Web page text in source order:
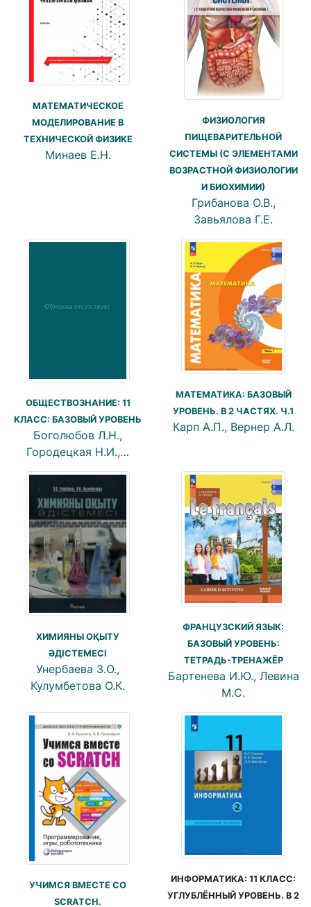
МАТЕМАТИЧЕСКОЕ
МОДЕЛИРОВАНИЕ В
ТЕХНИЧЕСКОЙ ФИЗИКЕ
Минаев Е.Н.
ФИЗИОЛОГИЯ
ПИЩЕВАРИТЕЛЬНОЙ
СИСТЕМЫ (С ЭЛЕМЕНТАМИ
ВОЗРАСТНОЙ ФИЗИОЛОГИИ
И БИОХИМИИ)
Грибанова О.В.,
Завьялова Г.Е.
ОБЩЕСТВОЗНАНИЕ: 11
КЛАСС: БАЗОВЫЙ УРОВЕНЬ
Боголюбов Л.Н.,
Городецкая Н.И.,…
МАТЕМАТИКА: БАЗОВЫЙ
УРОВЕНЬ. В 2 ЧАСТЯХ. Ч.1
Карп А.П., Вернер А.Л.
ХИМИЯНЫ ОҚЫТУ
ӘДІСТЕМЕСІ
Унербаева З.О.,
Кулумбетова О.К.
ФРАНЦУЗСКИЙ ЯЗЫК:
БАЗОВЫЙ УРОВЕНЬ:
ТЕТРАДЬ-ТРЕНАЖЁР
Бартенева И.Ю., Левина
М.С.
УЧИМСЯ ВМЕСТЕ СО
SCRATCH.
ИНФОРМАТИКА: 11 КЛАСС:
УГЛУБЛЁННЫЙ УРОВЕНЬ. В 2